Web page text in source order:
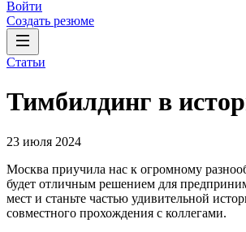
Войти
Создать резюме
Статьи
Тимбилдинг в
23 июля 2024
Москва приучила нас к огромному
будет отличным решением для
мест и станьте частью удивительной
совместного прохождения с коллегами.